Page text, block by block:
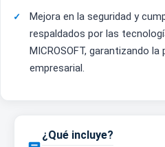
Mejora en la seguridad y
respaldados por las
MICROSOFT, garantizando
empresarial.
¿Qué incluye?